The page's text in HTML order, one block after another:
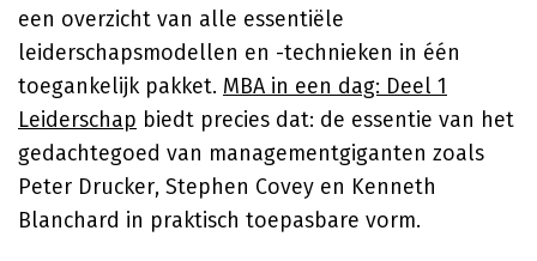
een overzicht van alle essentiële
leiderschapsmodellen en -technieken in één
toegankelijk pakket. MBA in een dag: Deel 1
Leiderschap biedt precies dat: de essentie van het
gedachtegoed van managementgiganten zoals
Peter Drucker, Stephen Covey en Kenneth
Blanchard in praktisch toepasbare vorm.